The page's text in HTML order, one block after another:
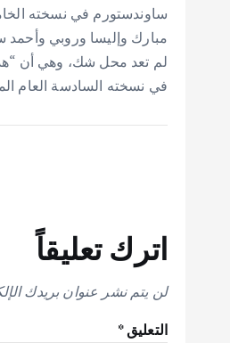
ساوندستورم في نسخته
مبارك وإليسا وروبي وأحمد
لم تعد محل شك، وهي أن
في نسخته السادسة العام المقبل
اترك تعليقاً
لن يتم نشر عنوان بريدك
التعليق*